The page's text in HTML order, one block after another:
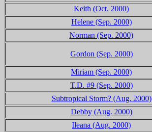
Keith (Oct. 2000)
Helene (Sep. 2000)
Norman (Sep. 2000)
Gordon (Sep. 2000)
Miriam (Sep. 2000)
T.D. #9 (Sep. 2000)
Subtropical Storm? (Aug. 2000)
Debby (Aug. 2000)
Ileana (Aug. 2000)